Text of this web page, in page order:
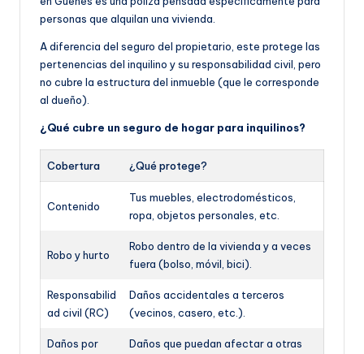
personas que alquilan una vivienda.
A diferencia del seguro del propietario, este protege las
pertenencias del inquilino y su responsabilidad civil, pero
no cubre la estructura del inmueble (que le corresponde
al dueño).
¿Qué cubre un seguro de hogar para inquilinos?
Cobertura ¿Qué protege?
Contenido
Tus muebles, electrodomésticos,
ropa, objetos personales, etc.
Robo y hurto
Robo dentro de la vivienda y a veces
fuera (bolso, móvil, bici).
Responsabilid
ad civil (RC)
Daños accidentales a terceros
(vecinos, casero, etc.).
Daños por
Daños que puedan afectar a otras